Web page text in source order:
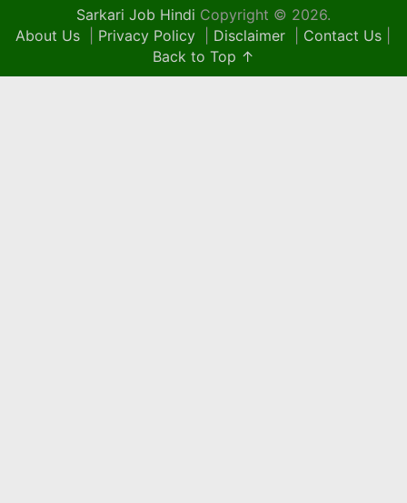
Sarkari Job Hindi Copyright © 2026.
About Us
Privacy Policy Disclaimer Contact Us
Back to Top ↑